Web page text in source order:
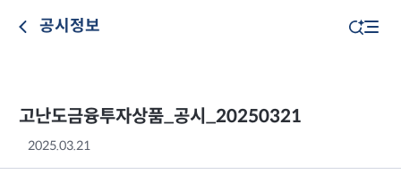
공시정보
고난도금융투자상품_공시_20250321
2025.03.21